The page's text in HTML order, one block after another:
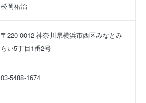
松岡祐治
〒220-0012 神奈川県横浜市西区みなとみ
らい5丁目1番2号
03-5488-1674